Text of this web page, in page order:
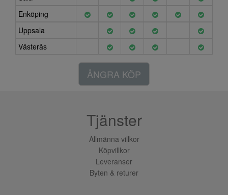
Enköping
Uppsala
Västerås
ÅNGRA KÖP
Tjänster
Allmänna villkor
Köpvillkor
Leveranser
Byten & returer